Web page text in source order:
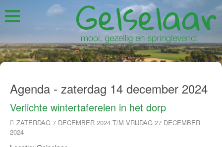
Agenda - zaterdag 14 december 2024
Verlichte wintertaferelen in het dorp
ZATERDAG 7 DECEMBER 2024 T/M VRIJDAG 27 DECEMBER
2024